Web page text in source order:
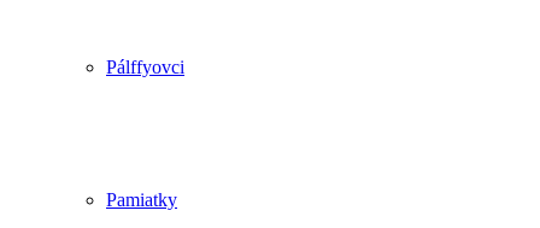
Pálffyovci
Pamiatky